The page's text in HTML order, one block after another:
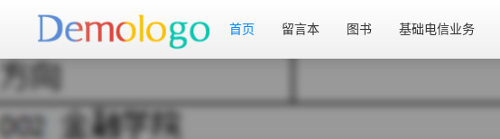
首页 留言本 图书 基础电信业务